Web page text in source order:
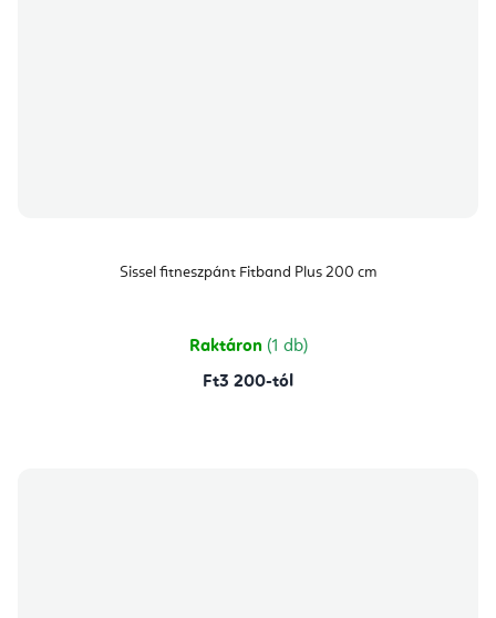
Sissel fitneszpánt Fitband Plus 200 cm
Raktáron (1 db)
Ft3 200-tól